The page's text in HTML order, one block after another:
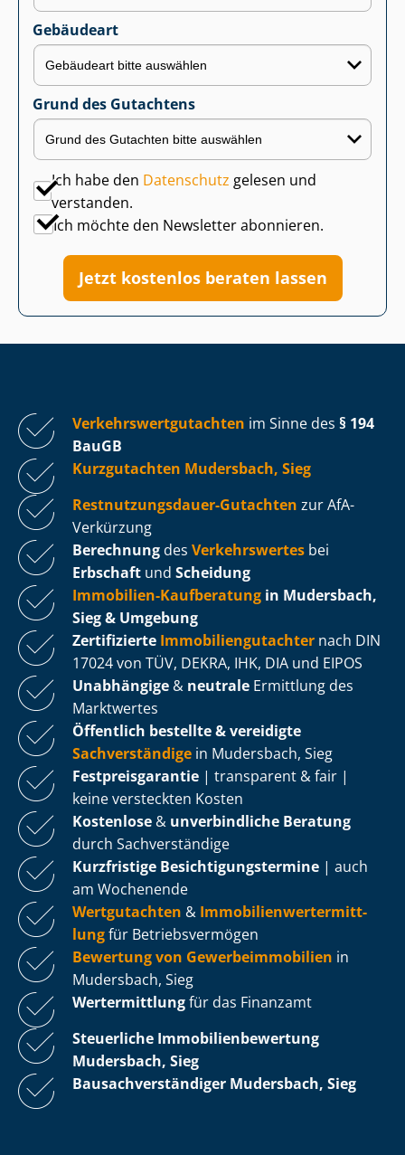
Gebäudeart
Grund des Gutachtens
Ich habe den Datenschutz gelesen und
verstanden.
Ich möchte den Newsletter abonnieren.
Jetzt kostenlos beraten lassen
Ver­kehrs­wert­gut­ach­ten im Sinne des § 194
BauGB
Kurzgutachten Mudersbach, Sieg
Rest­nut­zungs­dau­er-Gutachten zur AfA-
Verkürzung
Berechnung des Verkehrswertes bei
Erbschaft und Scheidung
Immobilien-Kaufberatung in Mudersbach,
Sieg & Umgebung
Zertifizierte Im­mo­bi­li­en­gut­ach­ter nach DIN
17024 von TÜV, DEKRA, IHK, DIA und EIPOS
Unabhängige & neutrale Ermittlung des
Marktwertes
Öffentlich bestellte & vereidigte
Sachverständige in Mudersbach, Sieg
Fest­preis­ga­ran­tie | transparent & fair |
keine versteckten Kosten
Kostenlose & unverbindliche Beratung
durch Sachverständige
Kurzfristige Be­sich­ti­gungs­ter­mi­ne | auch
am Wochenende
Wertgutachten & Im­mo­bi­li­en­wert­ermitt­
lungfür Be­triebs­ver­mö­gen
Bewertung von Ge­wer­be­im­mo­bi­li­en in
Mudersbach, Sieg
Wertermittlungfür das Finanzamt
Steuerliche Im­mo­bi­li­en­be­wer­tung
Mudersbach, Sieg
Bau­sach­ver­stän­di­ger Mudersbach, Sieg